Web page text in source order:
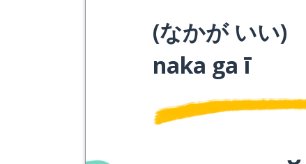
(なかが いい)
naka ga ī